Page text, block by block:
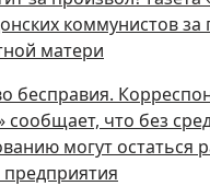
коммунистов за
матери
бесправия.
сообщает, что без
могут остаться
предприятия